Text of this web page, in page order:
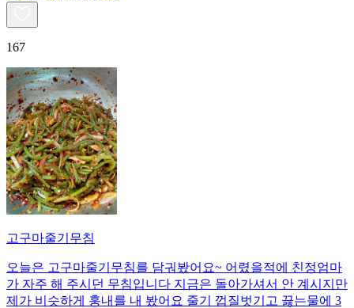
167
고구마줄기무침
오늘은 고구마줄기무침를 담궈봤어요~ 어렸을적에 친정엄마
가 자주 해 주시던 무침입니다 지금은 돌아가셔서 안 계시지만
제가 비슷하게 훙내를 내 봤어요 줄기 껍질벗기고 끓는물에 3